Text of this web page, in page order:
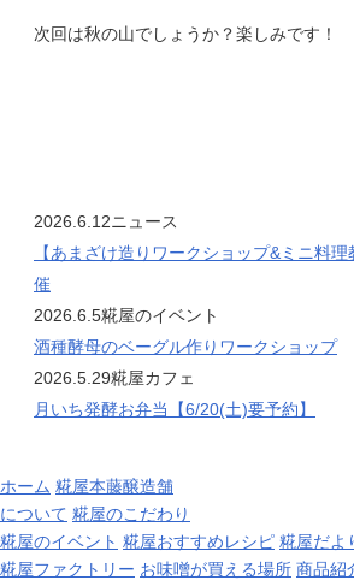
次回は秋の山でしょうか？楽しみです！
2026.6.12ニュース
【あまざけ造りワークショップ&ミニ料
催
2026.6.5糀屋のイベント
酒種酵母のベーグル作りワークショップ
2026.5.29糀屋カフェ
月いち発酵お弁当【6/20(土)要予約】
ホーム 糀屋本藤醸造舗
について 糀屋のこだわり
糀屋のイベント 糀屋おすすめレシピ 糀屋だよ
糀屋ファクトリー お味噌が買える場所 商品紹